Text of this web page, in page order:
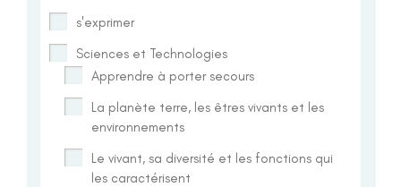
s'exprimer
Sciences et Technologies
Apprendre à porter secours
La planète terre, les êtres vivants et les
environnements
Le vivant, sa diversité et les fonctions qui
les caractérisent